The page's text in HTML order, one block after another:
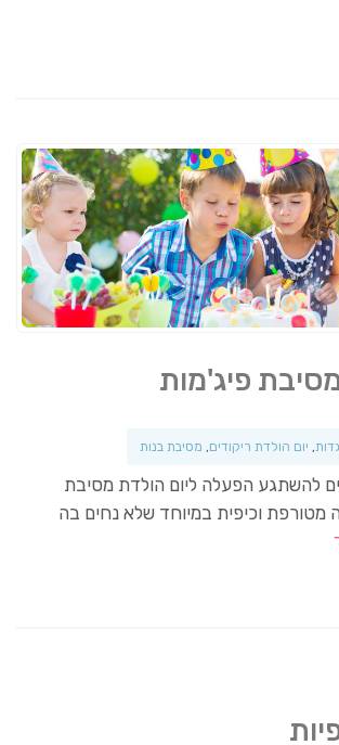
פיג'מות
, יום הולדת ריקודים, מסיבת בנות
להשתגע הפעלה ליום הולדת מסיבת
מטורפת וכיפית במיוחד שלא נחים בה